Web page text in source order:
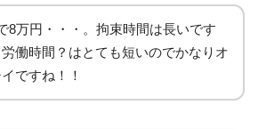
8万円・・・。拘束時間は長いです
働時間？はとても短いのでかなりオ
ですね！！